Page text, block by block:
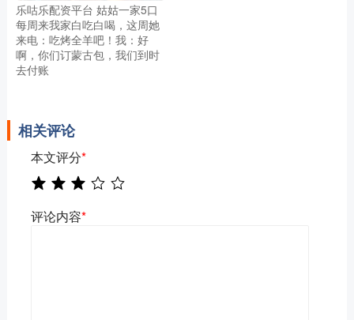
乐咕乐配资平台 姑姑一家5口
每周来我家白吃白喝，这周她
来电：吃烤全羊吧！我：好
啊，你们订蒙古包，我们到时
去付账
相关评论
本文评分*
评论内容*